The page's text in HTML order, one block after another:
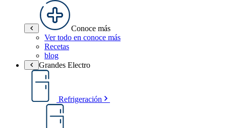
Conoce más
Ver todo en conoce más
Recetas
blog
Grandes Electro
Refrigeración